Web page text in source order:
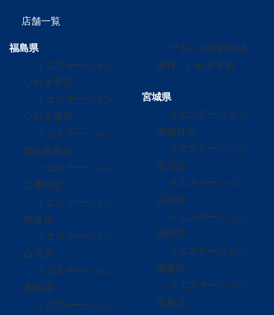
店舗一覧
福島県
イエステーション
いわき平店
イエステーション
いわき泉店
イエステーション
郡山富田店
イエステーション
二本松店
イエステーション
伊達店
イエステーション
白河店
イエステーション
相馬店
イエステーション
アドレス賃貸株式
会社 いわき平店
宮城県
イエステーション
南仙台店
イエステーション
岩沼店
イエステーション
白石店
イエステーション
角田店
イエステーション
塩竈店
イエステーション
石巻店